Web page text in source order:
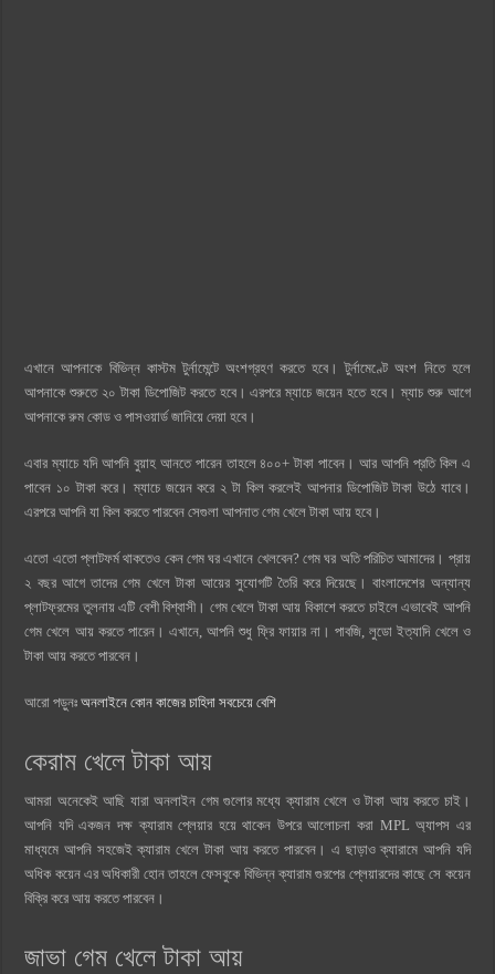
এখানে আপনাকে বিভিন্ন কাস্টম টুর্নামেন্টে অংশগ্রহণ করতে হবে। টুর্নামেণ্টে অংশ নিতে হলে
আপনাকে শুরুতে ২০ টাকা ডিপোজিট করতে হবে। এরপরে ম্যাচে জয়েন হতে হবে। ম্যাচ শুরু আগে
আপনাকে রুম কোড ও পাসওয়ার্ড জানিয়ে দেয়া হবে।
এবার ম্যাচে যদি আপনি বুয়াহ আনতে পারেন তাহলে ৪০০+ টাকা পাবেন। আর আপনি প্রতি কিল এ
পাবেন ১০ টাকা করে। ম্যাচে জয়েন করে ২ টা কিল করলেই আপনার ডিপোজিট টাকা উঠে যাবে।
এরপরে আপনি যা কিল করতে পারবেন সেগুলা আপনাত গেম খেলে টাকা আয় হবে।
এতো এতো প্লাটফর্ম থাকতেও কেন গেম ঘর এখানে খেলবেন? গেম ঘর অতি পরিচিত আমাদের। প্রায়
২ বছর আগে তাদের গেম খেলে টাকা আয়ের সুযোগটি তৈরি করে দিয়েছে। বাংলাদেশের অন্যান্য
প্লাটফ্রমের তুলনায় এটি বেশী বিশ্বাসী। গেম খেলে টাকা আয় বিকাশে কর‍তে চাইলে এভাবেই আপনি
গেম খেলে আয় করতে পারেন। এখানে, আপনি শুধু ফ্রি ফায়ার না। পাবজি, লুডো ইত্যাদি খেলে ও
টাকা আয় কর‍তে পারবেন।
আরো পড়ুনঃঅনলাইনে কোন কাজের চাহিদা সবচেয়ে বেশি
কেরাম খেলে টাকা আয়
আমরা অনেকেই আছি যারা অনলাইন গেম গুলোর মধ্যে ক্যারাম খেলে ও টাকা আয় করতে চাই।
আপনি যদি একজন দক্ষ ক্যারাম প্লেয়ার হয়ে থাকেন উপরে আলোচনা করা MPL অ্যাপস এর
মাধ্যমে আপনি সহজেই ক্যারাম খেলে টাকা আয় করতে পারবেন। এ ছাড়াও ক্যারামে আপনি যদি
অধিক কয়েন এর অধিকারী হোন তাহলে ফেসবুকে বিভিন্ন ক্যারাম গুরপের প্লেয়ারদের কাছে সে কয়েন
বিক্রি করে আয় করতে পারবেন।
জাভা গেম খেলে টাকা আয়